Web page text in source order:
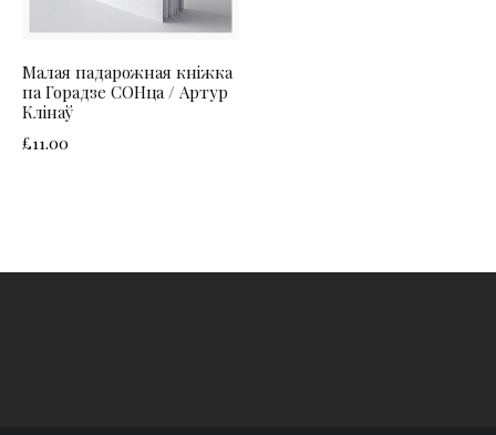
Малая падарожная кніжка
па Горадзе СОНца / Артур
Клінаў
£11.00